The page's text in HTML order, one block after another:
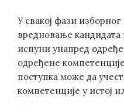
У свакој фази
вредновање кандидата
испуни унапред
одређене
поступка може да
компетенције у истој